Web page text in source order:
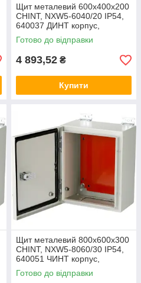
Щит металевий 600x400x200
CHINT, NXW5-6040/20 IP54,
640037 ДИНТ корпус,
металева оболонка, бокс,
шафа
Готово до відправки
4 893,52 ₴
Купити
Щит металевий 800x600x300
CHINT, NXW5-8060/30 IP54,
640051 ЧИНТ корпус,
металева оболонка, бокс,
шафа
Готово до відправки